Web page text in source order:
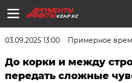
KZAIF.KZ
03.09.2025 13:00 Примерное
До корки и между
передать сложные